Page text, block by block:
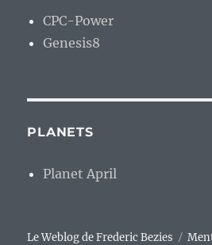
CPC-Power
Genesis8
PLANETS
Planet April
Le Weblog de Frederic Bezies